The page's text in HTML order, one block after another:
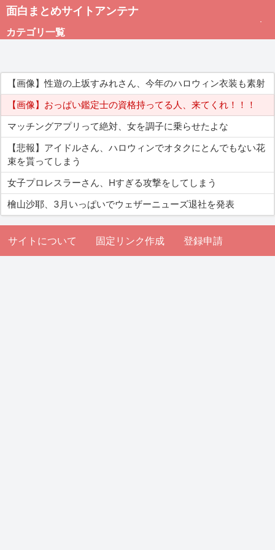
面白まとめサイトアンテナ
カテゴリ一覧
総合
アダルト
【画像】性遊の上坂すみれさん、今年のハロウィン衣装も素射
【画像】おっぱい鑑定士の資格持ってる人、来てくれ！！！
マッチングアプリって絶対、女を調子に乗らせたよな
【悲報】アイドルさん、ハロウィンでオタクにとんでもない花
束を貰ってしまう
女子プロレスラーさん、Hすぎる攻撃をしてしまう
檜山沙耶、3月いっぱいでウェザーニューズ退社を発表
サイトについて 固定リンク作成 登録申請